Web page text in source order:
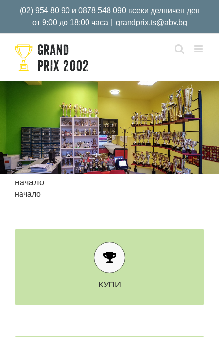
(02) 954 80 90 и 0878 548 090 всеки делничен ден
от 9:00 до 18:00 часа
grandprix.ts@abv.bg
начало
начало
КУПИ
РАЗГЛЕДАЙ ВСИЧКИ
КУПИ